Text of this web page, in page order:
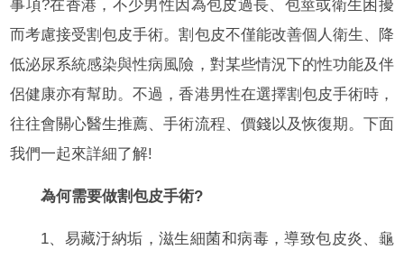
事項?在香港，不少男性因為包皮過長、包莖或衛生困擾
而考慮接受割包皮手術。割包皮不僅能改善個人衛生、降
低泌尿系統感染與性病風險，對某些情況下的性功能及伴
侶健康亦有幫助。不過，香港男性在選擇割包皮手術時，
往往會關心醫生推薦、手術流程、價錢以及恢復期。下面
我們一起來詳細了解!
為何需要做割包皮手術?
1、易藏汙納垢，滋生細菌和病毒，導致包皮炎、龜